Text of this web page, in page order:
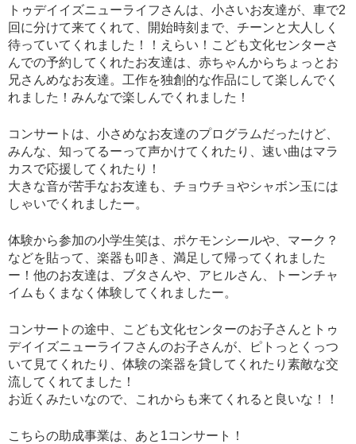
トゥデイイズニューライフさんは、小さいお友達が、車で2
回に分けて来てくれて、開始時刻まで、チーンと大人しく
待っていてくれました！！えらい！こども文化センターさ
んでの予約してくれたお友達は、赤ちゃんからちょっとお
兄さんめなお友達。工作を独創的な作品にして楽しんでく
れました！みんなで楽しんでくれました！
コンサートは、小さめなお友達のプログラムだったけど、
みんな、知ってるーって声かけてくれたり、速い曲はマラ
カスで応援してくれたり！
大きな音が苦手なお友達も、チョウチョやシャボン玉には
しゃいでくれましたー。
体験から参加の小学生笑は、ポケモンシールや、マーク？
などを貼って、楽器も叩き、満足して帰ってくれました
ー！他のお友達は、ブタさんや、アヒルさん、トーンチャ
イムもくまなく体験してくれましたー。
コンサートの途中、こども文化センターのお子さんとトゥ
デイイズニューライフさんのお子さんが、ピトっとくっつ
いて見てくれたり、体験の楽器を貸してくれたり素敵な交
流してくれてました！
お近くみたいなので、これからも来てくれると良いな！！
こちらの助成事業は、あと1コンサート！